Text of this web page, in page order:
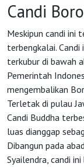
HOME
OSS
Candi
Meskipun candi ini
terbengkalai.
terkubur di bawah
Pemerintah
mengembalikan
Terletak di pulau
Candi Buddha
luas dianggap
Dibangun pada
Syailendra, candi